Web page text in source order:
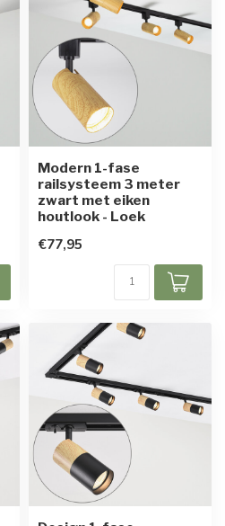
Modern 1-fase
railsysteem 3 meter
zwart met eiken
houtlook - Loek
€77,95